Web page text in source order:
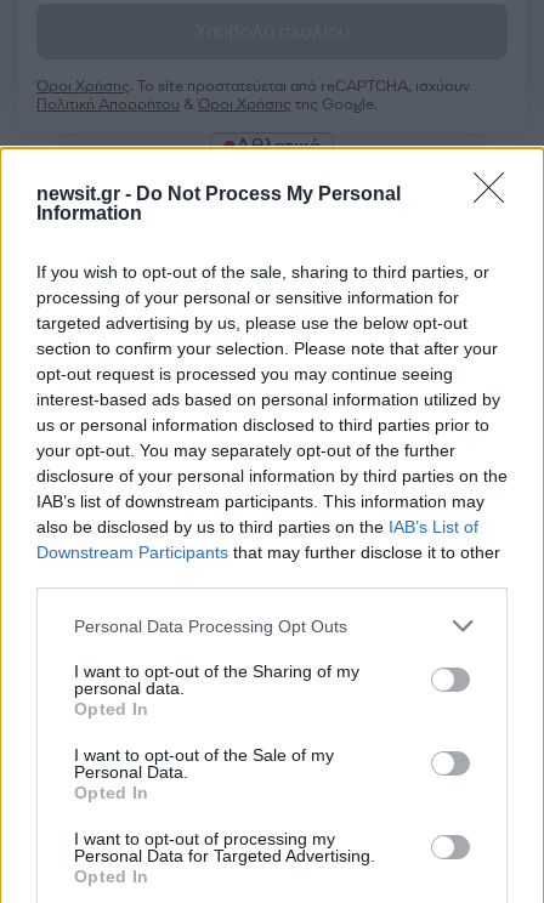
newsit.gr - Do Not Process My Personal
Information
If you wish to opt-out of the sale, sharing to third parties, or
processing of your personal or sensitive information for
targeted advertising by us, please use the below opt-out
section to confirm your selection. Please note that after your
opt-out request is processed you may continue seeing
interest-based ads based on personal information utilized by
us or personal information disclosed to third parties prior to
your opt-out. You may separately opt-out of the further
disclosure of your personal information by third parties on the
IAB’s list of downstream participants. This information may
also be disclosed by us to third parties on the IAB’s List of
Downstream Participants that may further disclose it to other
Please note that this website/app uses one or more Google
not limited to your visit or usage behaviour. You may click to
grant or deny consent to Google and its third-party tags to
use your data for below specified purposes in below Google
consent section.
Personal Data Processing Opt Outs
I want to opt-out of the Sharing of my
personal data.
Opted In
I want to opt-out of the Sale of my
Personal Data.
Opted In
I want to opt-out of processing my
Personal Data for Targeted Advertising.
Opted In
Όροι Χρήσης. Το site προστατεύεται από reCAPTCHA, ισχύουν
Πολιτική Απορρήτου &Όροι Χρήσης της Google.
Αθλητικά
ΕΥΡΩΜΠΑΣΚΕΤ 2017
ΛΕΤΟΝΙΑ
Share:
Ακολουθήστε το Νewsit.gr στο Google Newsκαι
ενημερωθείτε πρώτοι για όλη την ειδησεογραφία και τα
τελευταία νέα της ημέρας
Πιο δημοφιλή
πισίνα, δε θα είχα θρηνήσει το παιδί μου» –
Η σπαρακτική περιγραφή του πατέρα και
τα κενά στους ισχυρισμούς του ιδιοκτήτη
του beach bar
Μετέτρεψαν το Σαρακήνικο της Μήλου σε
ελικοδρόμιο – «Πάρκαραν» το ελικόπτερο
τους για να κάνουν μπάνιο
Μπρίτνεϊ Σπίαρς: Έκανε αποτυχημένο
μπότοξ και ανέβασε στο Instagram την
εμπειρία της
Ο δημοσιογράφος Βασίλης Τσεκούρας